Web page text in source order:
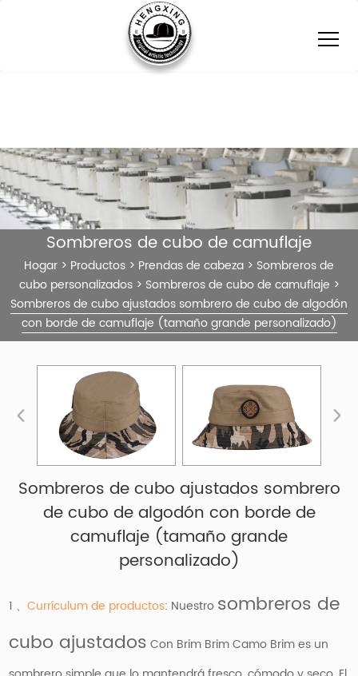
Sombreros de cubo de camuflaje
Hogar > Productos > Prendas de cabeza > Sombreros de
cubo personalizados> Sombreros de cubo de camuflaje >
Sombreros de cubo ajustados sombrero de cubo de algodón
con borde de camuflaje (tamaño grande personalizado)
Sombreros de cubo ajustados sombrero
de cubo de algodón con borde de
camuflaje (tamaño grande
personalizado)
1 、Currículum de productos: Nuestro sombreros de
cubo ajustados Con Brim Brim Camo Brim es un